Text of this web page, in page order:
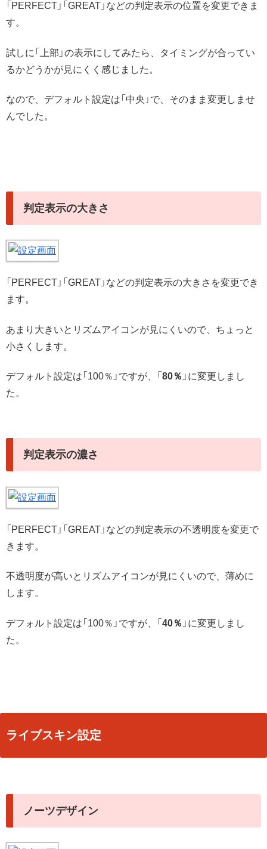
「PERFECT」「GREAT」などの判定表示の位置を変更できま
す。
試しに「上部」の表示にしてみたら、タイミングが合ってい
るかどうかが見にくく感じました。
なので、デフォルト設定は「中央」で、そのまま変更しませ
んでした。
判定表示の大きさ
「PERFECT」「GREAT」などの判定表示の大きさを変更でき
ます。
あまり大きいとリズムアイコンが見にくいので、ちょっと
小さくします。
デフォルト設定は「100％」ですが、「 80％ 」に変更しまし
た。
判定表示の濃さ
「PERFECT」「GREAT」などの判定表示の不透明度を変更で
きます。
不透明度が高いとリズムアイコンが見にくいので、薄めに
します。
デフォルト設定は「100％」ですが、「 40％ 」に変更しまし
た。
ライブスキン設定
ノーツデザイン